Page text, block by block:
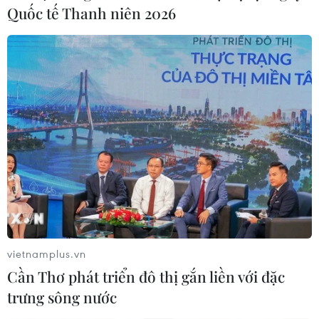
Pháp mở các điểm tắm sông
phục vụ người dân trong mùa Hè
nắng nóng
06/08/2026 03:02
Thủ tướng Lê Minh Hưng
chủ trì họp Ban Chỉ đạo An ninh
mạng Quốc gia
06/08/2026 03:02
Thủ tướng Lê Minh Hưng
phát động hưởng ứng ngày An ninh
mạng Việt Nam
Quốc tế Thanh niên 2026
vietnamplus.vn
Cần Thơ phát triển đô thị gắn liền với đặc
trưng sông nước